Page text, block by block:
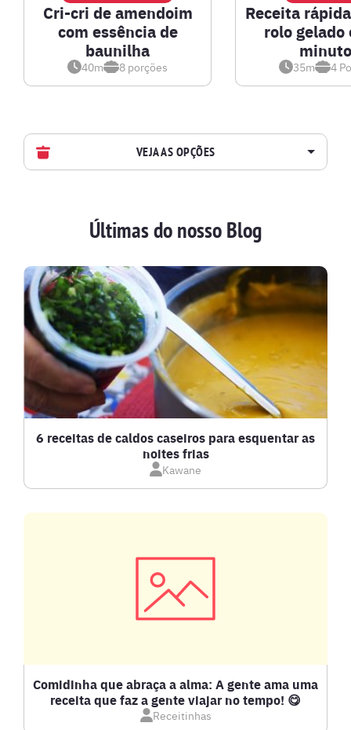
Cri-cri de amendoim
com essência de
baunilha
40m 8 porções
Receita
rolo gelado
35m 4
VEJA AS OPÇÕES
BATIDAS
BEBIDAS E DRINKS
BISCOITOS
BOLOS E TORTAS
CALDOS
CARNE BOVINA
COMPOTAS E GELEIAS
DOCES E SOBREMESAS
Últimas do nosso Blog
6 receitas de caldos caseiros para esquentar as
noites frias
Kawane
Comidinha que abraça a alma: A gente ama uma
receita que faz a gente viajar no tempo! 😋
Receitinhas